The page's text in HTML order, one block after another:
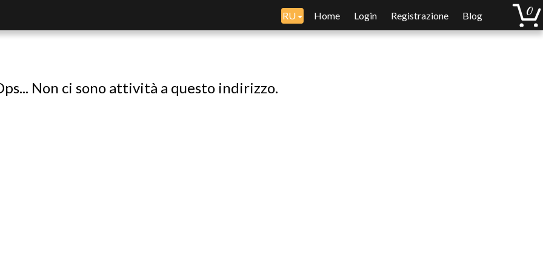
RU Home Login Registrazione Blog
Non ci sono attività a questo indirizzo.